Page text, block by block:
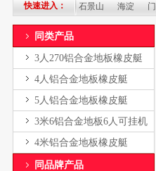
快速进入：
丰台 石景山 海淀 门头沟
同类产品
3人270铝合金地板橡皮艇
4人铝合金地板橡皮艇
5人铝合金地板橡皮艇
3米6铝合金地板6人可挂机
橡皮艇
4米铝合金地板橡皮艇
同品牌产品